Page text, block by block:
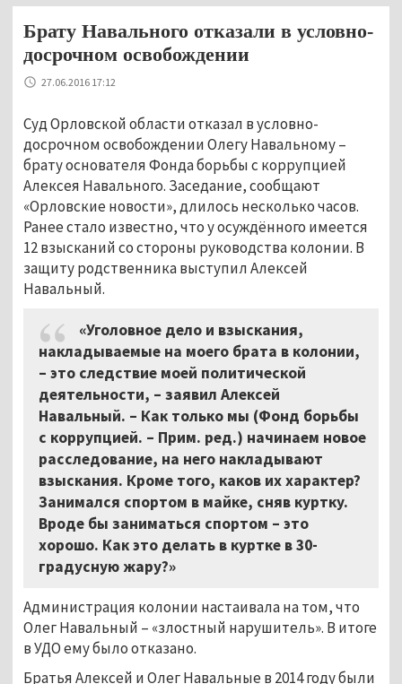
Брату Навального отказали в условно-
досрочном освобождении
27.06.2016 17:12
Суд Орловской области отказал в условно-
досрочном освобождении Олегу Навальному –
брату основателя Фонда борьбы с коррупцией
Алексея Навального. Заседание, сообщают
«Орловские новости», длилось несколько часов.
Ранее стало известно, что у осуждённого имеется
12 взысканий со стороны руководства колонии. В
защиту родственника выступил Алексей
Навальный.
«Уголовное дело и взыскания,
накладываемые на моего брата в колонии,
– это следствие моей политической
деятельности, – заявил Алексей
Навальный. – Как только мы (Фонд борьбы
с коррупцией. – Прим. ред.) начинаем новое
расследование, на него накладывают
взыскания. Кроме того, каков их характер?
Занимался спортом в майке, сняв куртку.
Вроде бы заниматься спортом – это
хорошо. Как это делать в куртке в 30-
градусную жару?»
Администрация колонии настаивала на том, что
Олег Навальный – «злостный нарушитель». В итоге
в УДО ему было отказано.
Братья Алексей и Олег Навальные в 2014 году были